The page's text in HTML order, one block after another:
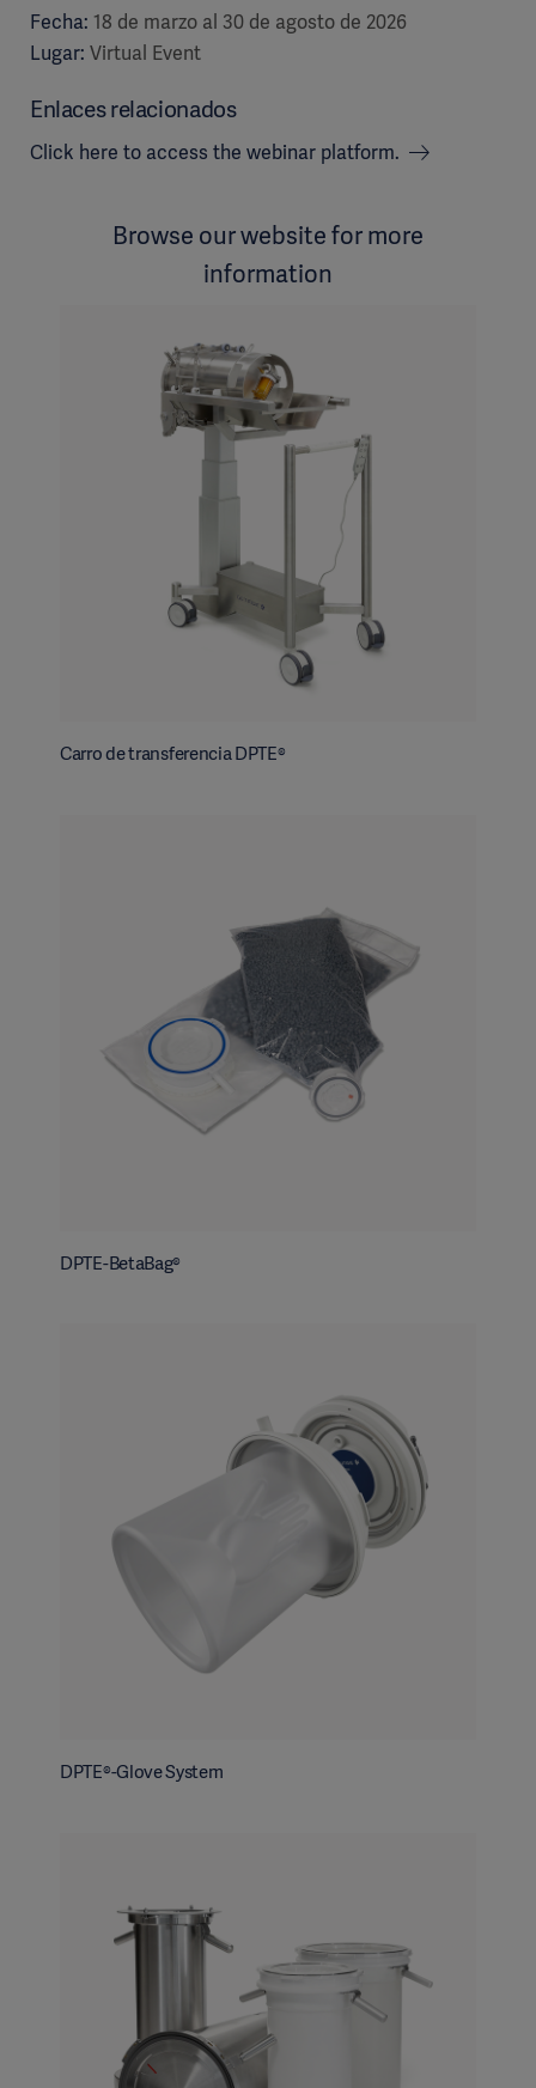
Fecha: 18 de marzo al 30 de agosto de 2026
Lugar: Virtual Event
Enlaces relacionados
Click here to access the webinar platform.
Browse our website for more
information
Carro de transferencia DPTE®
DPTE-BetaBag®
DPTE®-Glove System